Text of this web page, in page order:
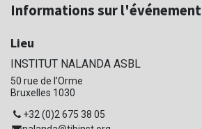
Informations sur l'événement
Lieu
INSTITUT NALANDA ASBL
50 rue de l’Orme
Bruxelles 1030
+32 (0)2 675 38 05